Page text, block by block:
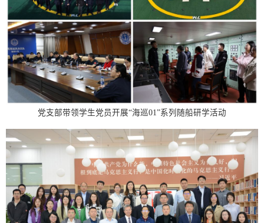
党支部带领学生党员开展“海巡01”系列随船研学活动